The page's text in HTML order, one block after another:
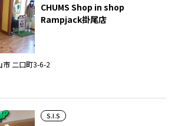
CHUMS Shop in shop
Rampjack掛尾店
市 二口町3-6-2
S.I.S